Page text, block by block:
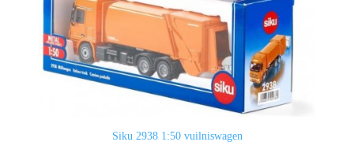
Siku 2938 1:50 vuilniswagen